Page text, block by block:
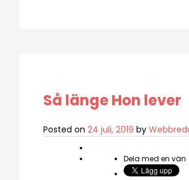
Så länge Hon lever
Posted on 24 juli, 2019 by
Dela med en vän